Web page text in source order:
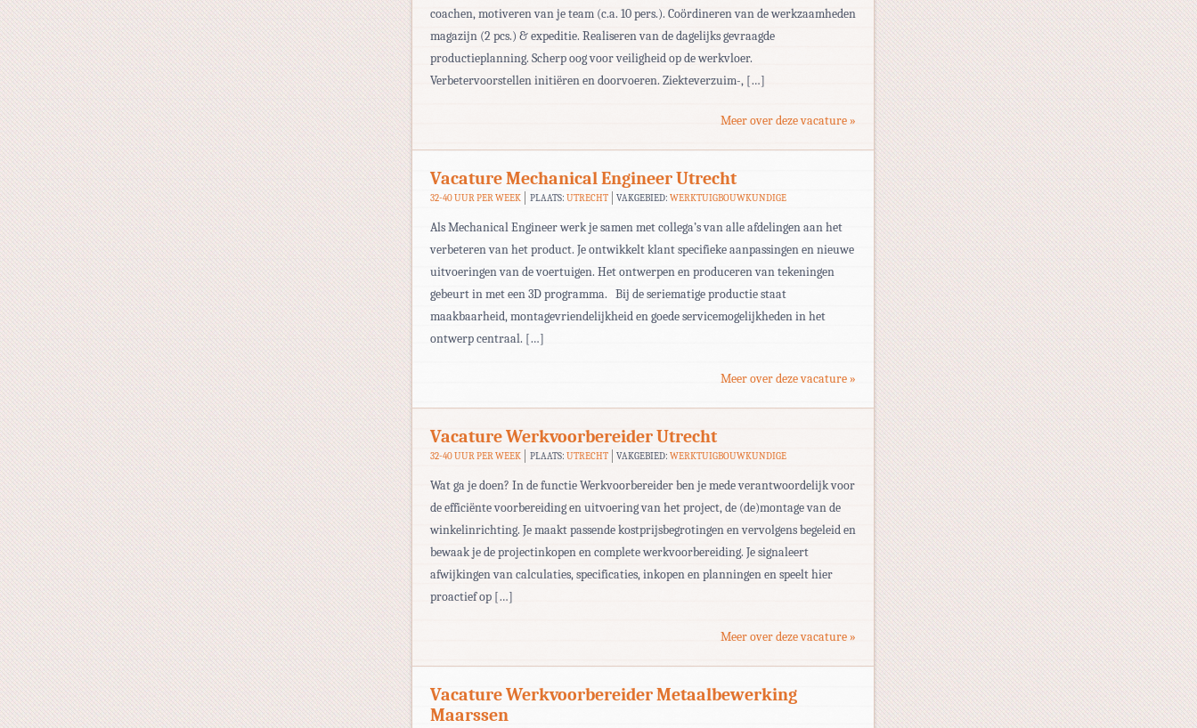
coachen, motiveren van je team (c.a. 10 pers.). Coördineren van de werkzaamheden
magazijn (2 pcs.) & expeditie. Realiseren van de dagelijks gevraagde
productieplanning. Scherp oog voor veiligheid op de werkvloer.
Verbetervoorstellen initiëren en doorvoeren. Ziekteverzuim-, […]
Meer over deze vacature »
Vacature Mechanical Engineer Utrecht
32-40 UUR PER WEEK PLAATS: UTRECHT VAKGEBIED:WERKTUIGBOUWKUNDIGE
Als Mechanical Engineer werk je samen met collega’s van alle afdelingen aan het
verbeteren van het product. Je ontwikkelt klant specifieke aanpassingen en nieuwe
uitvoeringen van de voertuigen. Het ontwerpen en produceren van tekeningen
gebeurt in met een 3D programma. Bij de seriematige productie staat
maakbaarheid, montagevriendelijkheid en goede servicemogelijkheden in het
ontwerp centraal. […]
Meer over deze vacature »
Vacature Werkvoorbereider Utrecht
32-40 UUR PER WEEK PLAATS: UTRECHT VAKGEBIED:WERKTUIGBOUWKUNDIGE
Wat ga je doen? In de functie Werkvoorbereider ben je mede verantwoordelijk voor
de efficiënte voorbereiding en uitvoering van het project, de (de)montage van de
winkelinrichting. Je maakt passende kostprijsbegrotingen en vervolgens begeleid en
bewaak je de projectinkopen en complete werkvoorbereiding. Je signaleert
afwijkingen van calculaties, specificaties, inkopen en planningen en speelt hier
proactief op […]
Meer over deze vacature »
Vacature Werkvoorbereider Metaalbewerking
Maarssen